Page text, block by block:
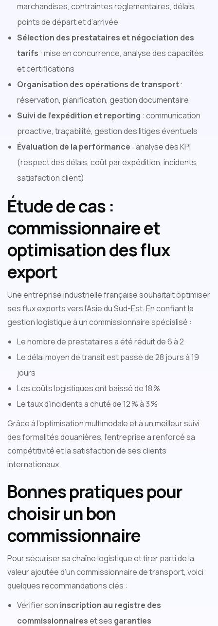
marchandises, contraintes réglementaires, délais,
points de départ et d’arrivée
Sélection des prestataires et négociation des
tarifs : mise en concurrence, analyse des capacités
et certifications
Organisation des opérations de transport:
réservation, planification, gestion documentaire
Suivi de l’expédition et reporting : communication
proactive, traçabilité, gestion des litiges éventuels
Évaluation de la performance : analyse des KPI
(respect des délais, coût par expédition, incidents,
satisfaction client)
Étude de cas :
commissionnaire et
optimisation des flux
export
Une entreprise industrielle française souhaitait optimiser
ses flux exports vers l’Asie du Sud-Est. En confiant la
gestion logistique à un commissionnaire spécialisé :
Le nombre de prestataires a été réduit de 6 à 2
Le délai moyen de transit est passé de 28 jours à 19
jours
Les coûts logistiques ont baissé de 18 %
Le taux d’incidents a chuté de 12 % à 3 %
Grâce à l’optimisation multimodale et à un meilleur suivi
des formalités douanières, l’entreprise a renforcé sa
compétitivité et la satisfaction de ses clients
internationaux.
Bonnes pratiques pour
choisir un bon
commissionnaire
Pour sécuriser sa chaîne logistique et tirer parti de la
valeur ajoutée d’un commissionnaire de transport, voici
quelques recommandations clés :
Vérifier son inscription au registre des
commissionnaireset ses garanties